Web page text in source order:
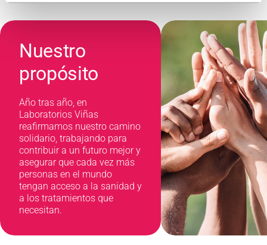
Nuestro
propósito
Año tras año, en
Laboratorios Viñas
reafirmamos nuestro camino
solidario, trabajando para
contribuir a un futuro mejor y
asegurar que cada vez más
personas en el mundo
tengan acceso a la sanidad y
a los tratamientos que
necesitan.